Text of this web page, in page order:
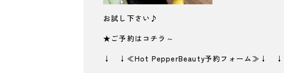
お試し下さい♪
★ご予約はコチラ～
↓ ↓≪Hot PepperBeauty予約フォーム≫↓ ↓